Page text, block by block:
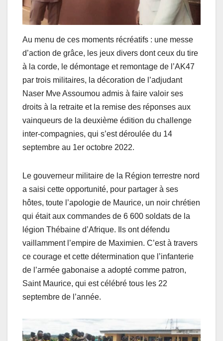
Au menu de ces moments récréatifs : une messe
d’action de grâce, les jeux divers dont ceux du tire
à la corde, le démontage et remontage de l’AK47
par trois militaires, la décoration de l’adjudant
Naser Mve Assoumou admis à faire valoir ses
droits à la retraite et la remise des réponses aux
vainqueurs de la deuxième édition du challenge
inter-compagnies, qui s’est déroulée du 14
septembre au 1er octobre 2022.
Le gouverneur militaire de la Région terrestre nord
a saisi cette opportunité, pour partager à ses
hôtes, toute l’apologie de Maurice, un noir chrétien
qui était aux commandes de 6 600 soldats de la
légion Thébaine d’Afrique. Ils ont défendu
vaillamment l’empire de Maximien. C’est à travers
ce courage et cette détermination que l’infanterie
de l’armée gabonaise a adopté comme patron,
Saint Maurice, qui est célébré tous les 22
septembre de l’année.